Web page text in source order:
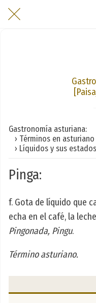
Gastronomía asturiana:
› Términos en asturiano
› Líquidos y sus estados
Pinga:
f. Gota de líquido que
echa en el café, la
Pingonada, Pingu.
Término asturiano.